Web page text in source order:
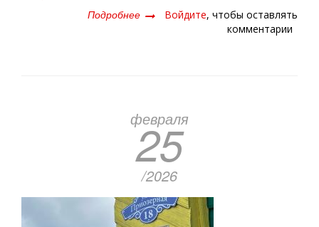
Подробнее о
Войдите, чтобы оставлять
комментарии
февраля
25
/2026